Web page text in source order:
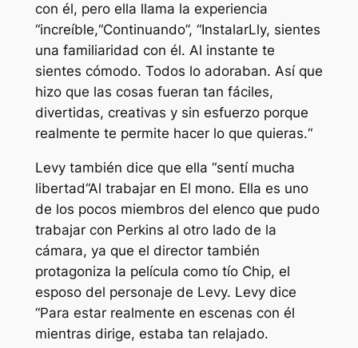
con él, pero ella llama la experiencia
“increíble,“Continuando”, “InstalarLly, sientes
una familiaridad con él. Al instante te
sientes cómodo. Todos lo adoraban. Así que
hizo que las cosas fueran tan fáciles,
divertidas, creativas y sin esfuerzo porque
realmente te permite hacer lo que quieras.“
Levy también dice que ella “sentí mucha
libertad“Al trabajar en El mono. Ella es uno
de los pocos miembros del elenco que pudo
trabajar con Perkins al otro lado de la
cámara, ya que el director también
protagoniza la película como tío Chip, el
esposo del personaje de Levy. Levy dice
“Para estar realmente en escenas con él
mientras dirige, estaba tan relajado.